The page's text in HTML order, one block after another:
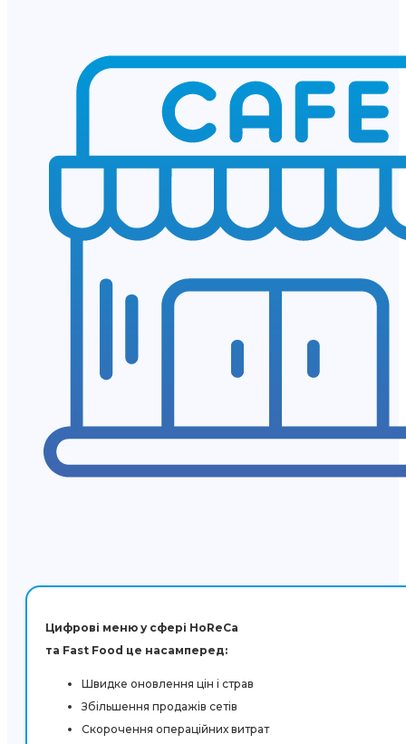
Цифрові меню у сфері HoReCa
та Fast Food це насамперед:
Швидке оновлення цін і страв
Збільшення продажів сетів
Скорочення операційних витрат